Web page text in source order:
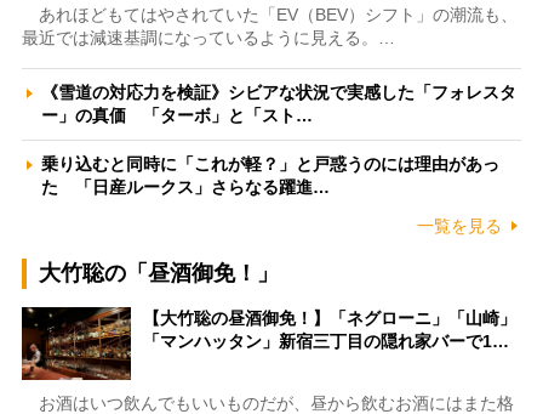
あれほどもてはやされていた「EV（BEV）シフト」の潮流も、
最近では減速基調になっているように見える。…
《雪道の対応力を検証》シビアな状況で実感した「フォレスタ
ー」の真価 「ターボ」と「スト…
乗り込むと同時に「これが軽？」と戸惑うのには理由があっ
た 「日産ルークス」さらなる躍進…
一覧を見る
大竹聡の「昼酒御免！」
【大竹聡の昼酒御免！】「ネグローニ」「山崎」
「マンハッタン」新宿三丁目の隠れ家バーで1…
お酒はいつ飲んでもいいものだが、昼から飲むお酒にはまた格